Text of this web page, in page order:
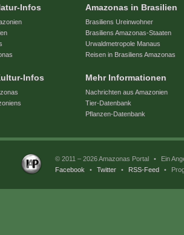
Infos
Infos
Amazonas in Brasilien
Brasiliens Ureinwohner
Brasiliens Amazonas-Staaten
Urwaldmetropole Manaus
Reisen in Brasiliens Amazonas
Mehr Informationen
Nachrichten aus Amazonien
Tier-Datenbank
Pflanzen-Datenbank
© 2011 – 2026 Amazonas Portal •
Ein
Facebook
• Twitter • RSS-Feed •